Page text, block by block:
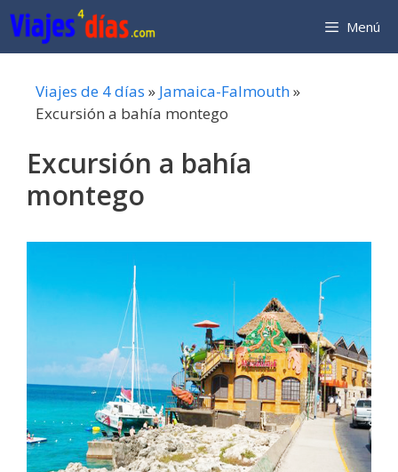
Saltar
al
contenido
Menú
Viajes de 4 días » Jamaica-Falmouth»
Excursión a bahía montego
Excursión a bahía
montego